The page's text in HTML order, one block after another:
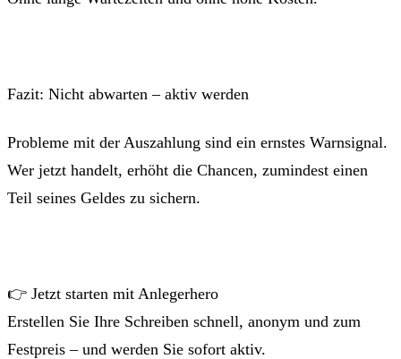
Fazit: Nicht abwarten – aktiv werden
Probleme mit der Auszahlung sind ein ernstes Warnsignal.
Wer jetzt handelt, erhöht die Chancen, zumindest einen
Teil seines Geldes zu sichern.
👉 Jetzt starten mit Anlegerhero
Erstellen Sie Ihre Schreiben schnell, anonym und zum
Festpreis – und werden Sie sofort aktiv.